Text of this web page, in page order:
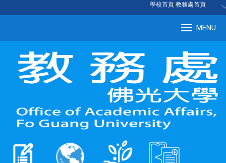
學校首頁 教務處首頁
MENU